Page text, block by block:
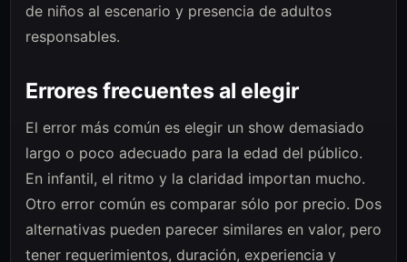
de niños al escenario y presencia de adultos
responsables.
Errores frecuentes al elegir
El error más común es elegir un show demasiado
largo o poco adecuado para la edad del público.
En infantil, el ritmo y la claridad importan mucho.
Otro error común es comparar sólo por precio. Dos
alternativas pueden parecer similares en valor, pero
tener requerimientos, duración, experiencia y